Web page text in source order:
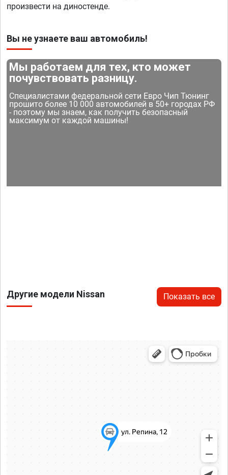
произвести на диностенде.
Вы не узнаете ваш автомобиль!
Мы работаем для тех, кто может
почувствовать разницу.
Специалистами федеральной сети Евро Чип Тюнинг
прошито более 10 000 автомобилей в 50+ городах РФ
- поэтому мы знаем, как получить безопасный
максимум от каждой машины!
Другие модели Nissan Показать все